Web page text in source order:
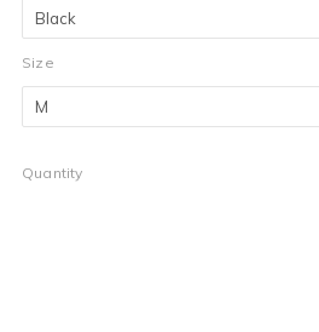
Size
Quantity